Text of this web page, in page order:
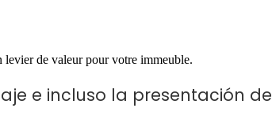
levier de valeur pour votre immeuble.
e incluso la presentación de